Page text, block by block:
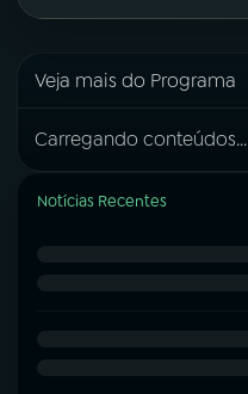
Veja mais do Programa
Carregando conteúdos...
Notícias Recentes